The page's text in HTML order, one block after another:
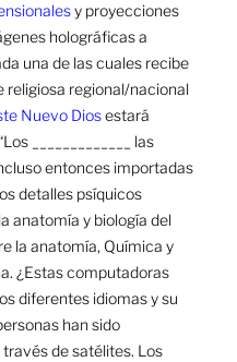
y proyecciones
holográficas a
una de las cuales recibe
religiosa regional/nacional
Nuevo Diosestará
_____________ las
entonces importadas
detalles psíquicos
anatomía y biología del
la anatomía, Química y
¿Estas computadoras
diferentes idiomas y su
han sido
de satélites. Los